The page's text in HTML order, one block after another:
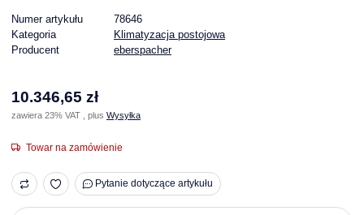
Numer artykułu
78646
Kategoria
Klimatyzacja postojowa
Producent
eberspacher
10.346,65 zł
zawiera 23% VAT , plus Wysyłka
Towar na zamówienie
Pytanie dotyczące artykułu